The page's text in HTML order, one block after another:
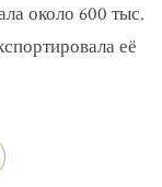
около 600 тыс.
её